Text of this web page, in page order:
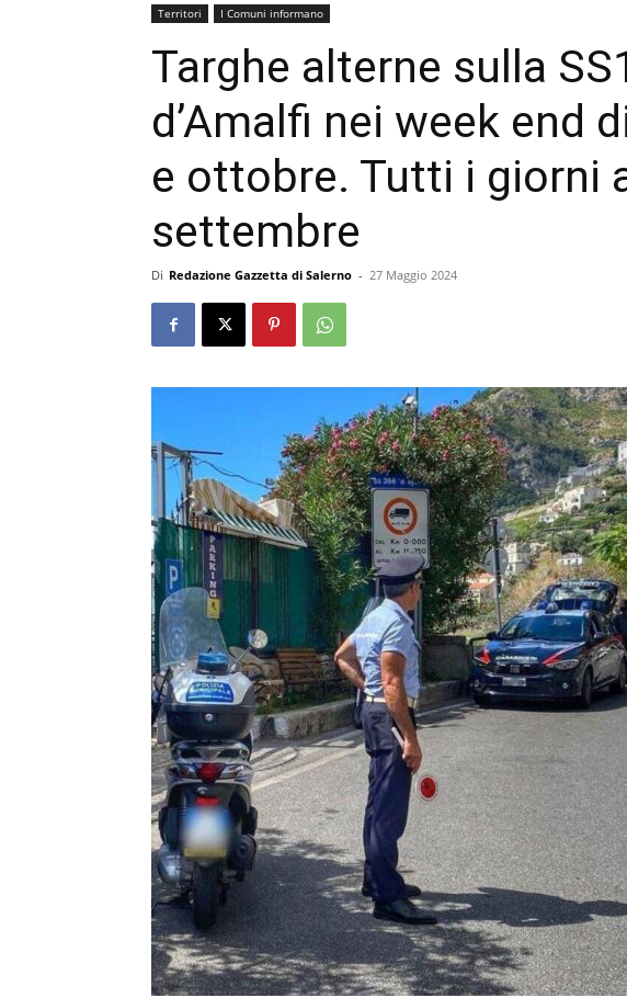
Territori I Comuni informano
Targhe alterne sulla
d’Amalfi nei week end
e ottobre. Tutti i giorni
settembre
Di Redazione Gazzetta di Salerno - 27 Maggio 2024